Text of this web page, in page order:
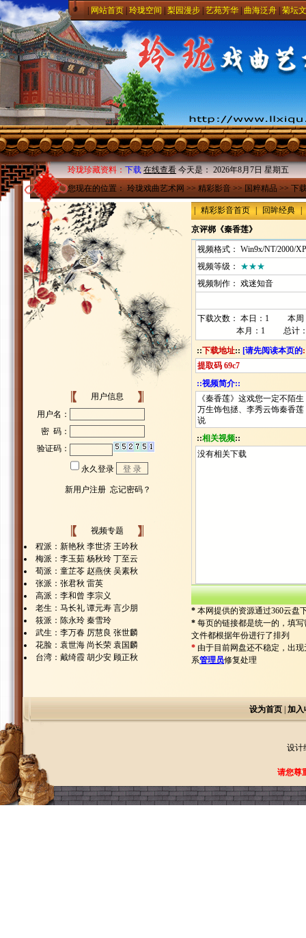
网站首页 玲珑空间 梨园漫步 艺苑芳华 曲海泛舟 菊坛
玲珑珍藏资料：下载 在线查看今天是：2026年8月7日 星期五
您现在的位置：玲珑戏曲艺术网>>精彩影音>>国粹精品>> 下
用户信息
视频专题
程派：新艳秋 李世济 王吟秋
梅派：李玉茹 杨秋玲 丁至云
荀派：童芷苓 赵燕侠 吴素秋
张派：张君秋 雷英
高派：李和曾 李宗义
老生：马长礼 谭元寿 言少朋
筱派：陈永玲 秦雪玲
武生：李万春 厉慧良 张世麟
花脸：袁世海 尚长荣 袁国麟
台湾：戴绮霞 胡少安 顾正秋
精彩影音首页 回眸经典
京评梆《秦香莲》
视频格式： Win9x/NT/2000/
视频等级： ★★★
视频制作： 戏迷知音
下载次数： 本日：1 本
本月：1 总计：
::下载地址:: [请先阅读本页的
提取码 69c7
::视频简介::
《秦香莲》这戏您一定不陌
万生饰包拯、李秀云饰秦香
说
::相关视频::
没有相关下载
* 本网提供的资源通过360云盘
* 每页的链接都是统一的，填
文件都根据年份进行了排列
* 由于目前网盘还不稳定，出
系管理员修复处理
设为首页| 加入
设计
请您尊